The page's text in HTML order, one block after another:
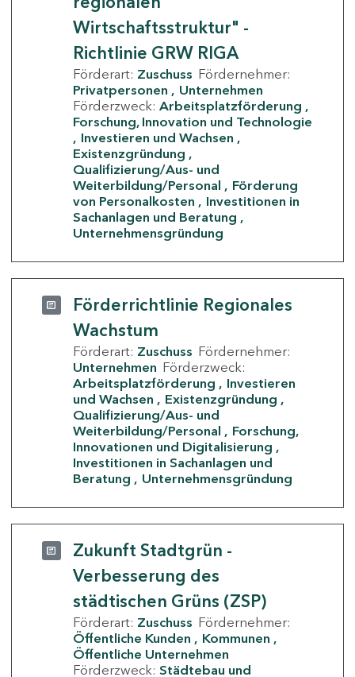
Wirtschaftsstruktur" -
Richtlinie GRW RIGA
Förderart: Zuschuss Fördernehmer:
Privatpersonen
Unternehmen
Förderzweck: Arbeitsplatzförderung
Forschung, Innovation und Technologie
Investieren und Wachsen
Existenzgründung
Qualifizierung/Aus- und
Weiterbildung/Personal
Förderung
von Personalkosten
Investitionen in
Sachanlagen und Beratung
Unternehmensgründung
Förderrichtlinie Regionales
Wachstum
Förderart: Zuschuss Fördernehmer:
Unternehmen Förderzweck:
Arbeitsplatzförderung
Investieren
und Wachsen
Existenzgründung
Qualifizierung/Aus- und
Weiterbildung/Personal
Forschung,
Innovationen und Digitalisierung
Investitionen in Sachanlagen und
Beratung
Unternehmensgründung
Zukunft Stadtgrün -
Verbesserung des
städtischen Grüns (ZSP)
Förderart: Zuschuss Fördernehmer:
Öffentliche Kunden
Kommunen
Öffentliche Unternehmen
Förderzweck: Städtebau und